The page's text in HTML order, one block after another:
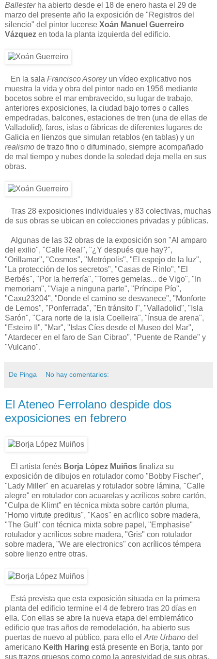
Ballesterha abierto desde el 18 de enero hasta el 29 de
marzo del presente año la exposición de "Registros del
silencio" del pintor lucense Xoán Manuel Guerreiro
Vázquez en toda la planta izquierda del edificio.
En la sala Francisco Asoreyun vídeo explicativo nos
muestra la vida y obra del pintor nado en 1956 mediante
bocetos sobre el mar embravecido, su lugar de trabajo,
anteriores exposiciones, la ciudad bajo torres o calles
empedradas, balcones, estaciones de tren (una de ellas de
Valladolid), faros, islas o fábricas de diferentes lugares de
Galicia en lienzos que simulan retablos (en tablas) y un
realismo de trazo fino o difuminado, siempre acompañado
de mal tiempo y nubes donde la soledad deja mella en sus
obras.
Tras 28 exposiciones individuales y 83 colectivas, muchas
de sus obras se ubican en colecciones privadas y públicas.
Algunas de las 32 obras de la exposición son "Al amparo
del exilio", "Calle Real", "¿Y después que hay?",
"Orillamar", "Cosmos", "Metrópolis", "El espejo de la luz",
"La protección de los secretos", "Casas de Rinlo", "El
Berbés", "Por la herrería", "Torres gemelas... de Vigo", "In
memoriam", "Viaje a ninguna parte", "Príncipe Pío",
"Caxu23204", "Donde el camino se desvanece", "Monforte
de Lemos", "Ponferrada", "En tránsito I", "Valladolid", "Isla
Sarón", "Cara norte de la isla Coelleira", "Ínsua de arena",
"Esteiro II", "Mar", "Islas Cíes desde el Museo del Mar",
"Atardecer en el faro de San Cibrao", "Puente de Rande" y
"Vulcano".
De Pinga No hay comentarios:
El Ateneo Ferrolano despide dos
exposiciones en febrero
El artista fenés Borja López Muiños finaliza su
exposición de dibujos en rotulador como "Bobby Fischer",
"Lady Miller" en acuarelas y rotulador sobre lámina, "Calle
alegre" en rotulador con acuarelas y acrílicos sobre cartón,
"Culpa de Klimt" en técnica mixta sobre cartón pluma,
"Homo virtute preditus", "Kaos" en acrílico sobre madera,
"The Gulf" con técnica mixta sobre papel, "Emphasise"
rotulador y acrílicos sobre madera, "Gris" con rotulador
sobre madera, "We are electronics" con acrílicos témpera
sobre lienzo entre otras.
Está prevista que esta exposición situada en la primera
planta del edificio termine el 4 de febrero tras 20 días en
ella. Con ellas se abre la nueva etapa del emblemático
edificio que tras años de remodelación, ha abierto sus
puertas de nuevo al público, para ello el Arte Urbano del
americano Keith Haring está presente en Borja, tanto por
sus trazos gruesos como como la agresividad de sus obras.